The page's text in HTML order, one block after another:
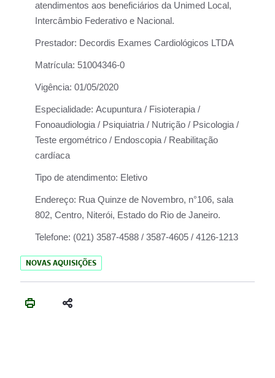
atendimentos aos beneficiários da Unimed Local,
Intercâmbio Federativo e Nacional.
Prestador: Decordis Exames Cardiológicos LTDA
Matrícula: 51004346-0
Vigência: 01/05/2020
Especialidade: Acupuntura / Fisioterapia /
Fonoaudiologia / Psiquiatria / Nutrição / Psicologia /
Teste ergométrico / Endoscopia / Reabilitação
cardíaca
Tipo de atendimento: Eletivo
Endereço: Rua Quinze de Novembro, n°106, sala
802, Centro, Niterói, Estado do Rio de Janeiro.
Telefone: (021) 3587-4588 / 3587-4605 / 4126-1213
NOVAS AQUISIÇÕES